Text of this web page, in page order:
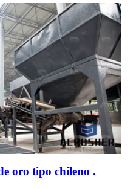
oro tipo chileno .